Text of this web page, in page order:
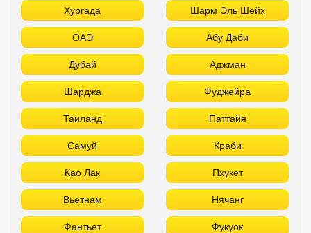
Хургада Шарм Эль Шейх
ОАЭ Абу Даби
Дубай Аджман
Шарджа Фуджейра
Таиланд Паттайя
Самуй Краби
Као Лак Пхукет
Вьетнам Нячанг
Фантьет Фукуок